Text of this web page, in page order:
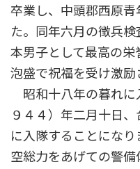
卒業し、中頭郡西原
た。同年六月の徴兵
本男子として最高の
泡盛で祝福を受け激
昭和十八年の暮れに
９４４）年二月十日、
に入隊することにな
空総力をあげての警備